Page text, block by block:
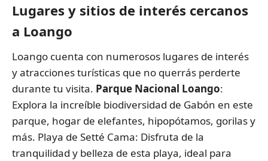
Lugares y sitios de interés cercanos
a Loango
Loango cuenta con numerosos lugares de interés
y atracciones turísticas que no querrás perderte
durante tu visita. Parque Nacional Loango:
Explora la increíble biodiversidad de Gabón en este
parque, hogar de elefantes, hipopótamos, gorilas y
más. Playa de Setté Cama: Disfruta de la
tranquilidad y belleza de esta playa, ideal para